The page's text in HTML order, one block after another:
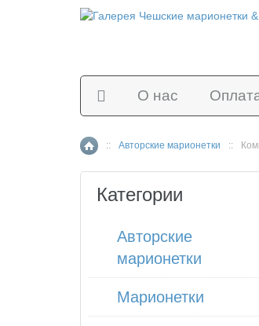
О нас
Главная страница
:: Авторские марионетки ::
Категории
Авторские
марионетки
Марионетки